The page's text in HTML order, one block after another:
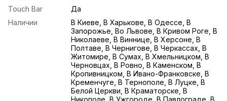
Touch Bar
Да
Наличии
В Киеве, В Харькове, В Одессе, В
Запорожье, Во Львове, В Кривом Роге, В
Николаеве, В Виннице, В Херсоне, В
Полтаве, В Чернигове, В Черкассах, В
Житомире, В Сумах, В Хмельницком, В
Черновцах, В Ровно, В Каменском, В
Кропивницком, В Ивано-Франковске, В
Кременчуге, В Тернополе, В Луцке, В
Белой Церкви, В Краматорске, В
Никополе, В Ужгороде, В Павлограде, В